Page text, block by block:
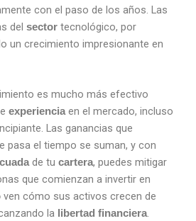
con el paso de los años. Las
del sector tecnológico, por
un crecimiento impresionante en
es mucho más efectivo
experienciaen el mercado, incluso
Las ganancias que
pasa el tiempo se suman, y con
de tu cartera, puedes mitigar
que comienzan a invertir en
ven cómo sus activos crecen de
la libertad financiera.